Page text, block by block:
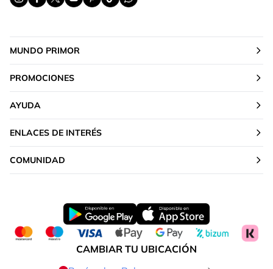
MUNDO PRIMOR
PROMOCIONES
AYUDA
ENLACES DE INTERÉS
COMUNIDAD
CAMBIAR TU UBICACIÓN